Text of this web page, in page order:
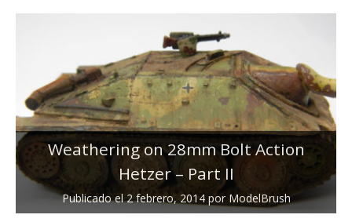
Weathering on 28mm Bolt Action
Hetzer – Part II
Publicado el2 febrero, 2014por ModelBrush